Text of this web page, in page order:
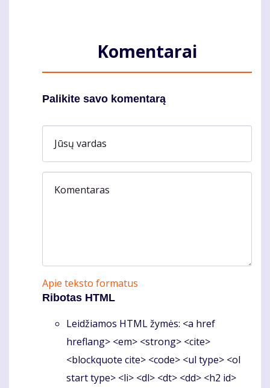
Komentarai
Palikite savo komentarą
Jūsų vardas
Komentaras
Apie teksto formatus
Ribotas HTML
Leidžiamos HTML žymės: <a href
hreflang> <em> <strong> <cite>
<blockquote cite> <code> <ul type> <ol
start type> <li> <dl> <dt> <dd> <h2 id>